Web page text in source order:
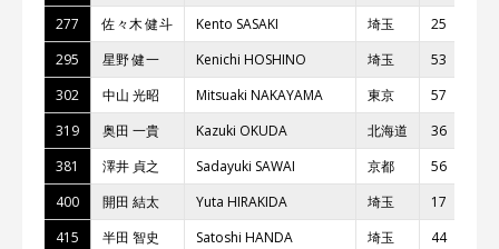
277
佐々⽊ 健⽃ Kento SASAKI 埼⽟ 25
295
星野 健⼀ Kenichi HOSHINO 埼⽟ 53
302
中⼭ 光昭 Mitsuaki NAKAYAMA 東京 57
319
奥⽥ ⼀貴 Kazuki OKUDA 北海道 36
381
澤井 貞之 Sadayuki SAWAI 京都 56
400
開⽥ 結太 Yuta HIRAKIDA 埼⽟ 17
415
半⽥ 智史 Satoshi HANDA 埼⽟ 44